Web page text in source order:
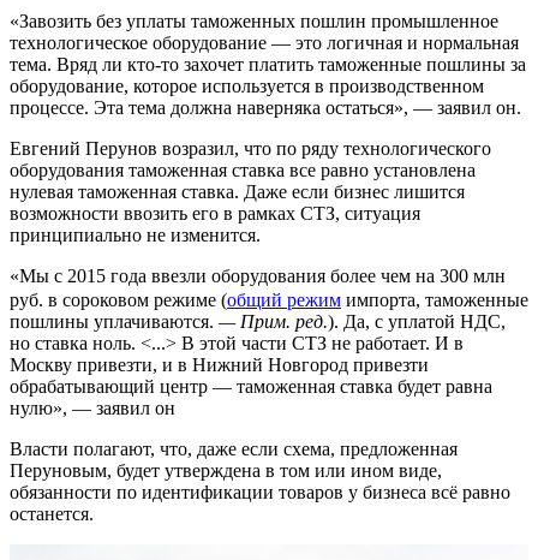
«Завозить без уплаты таможенных пошлин промышленное
технологическое оборудование — это логичная и нормальная
тема. Вряд ли кто-то захочет платить таможенные пошлины за
оборудование, которое используется в производственном
процессе. Эта тема должна наверняка остаться», — заявил он.
Евгений Перунов возразил, что по ряду технологического
оборудования таможенная ставка все равно установлена
нулевая таможенная ставка. Даже если бизнес лишится
возможности ввозить его в рамках СТЗ, ситуация
принципиально не изменится.
«Мы с 2015 года ввезли оборудования более чем на 300 млн
руб. в сороковом режиме (общий режим импорта, таможенные
пошлины уплачиваются. — Прим. ред.). Да, с уплатой НДС,
но ставка ноль. <...> В этой части СТЗ не работает. И в
Москву привезти, и в Нижний Новгород привезти
обрабатывающий центр — таможенная ставка будет равна
нулю», — заявил он
Власти полагают, что, даже если схема, предложенная
Перуновым, будет утверждена в том или ином виде,
обязанности по идентификации товаров у бизнеса всё равно
останется.